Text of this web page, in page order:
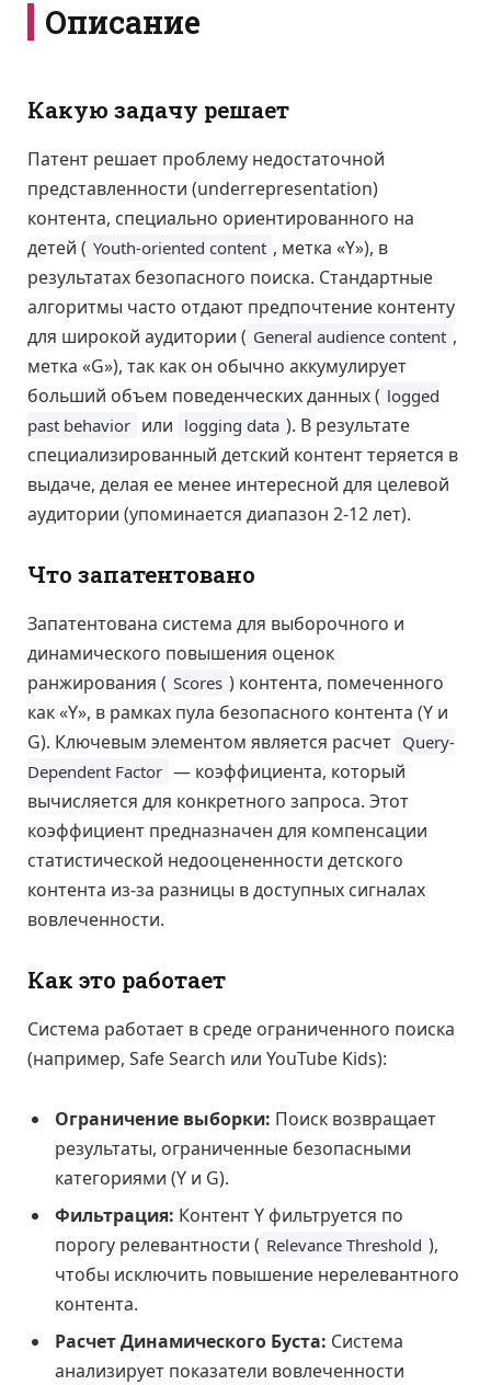
Описание
Какую задачу решает
Патент решает проблему недостаточной
представленности (underrepresentation)
контента, специально ориентированного на
детей ( Youth-oriented content , метка «Y»), в
результатах безопасного поиска. Стандартные
алгоритмы часто отдают предпочтение контенту
для широкой аудитории ( General audience content ,
метка «G»), так как он обычно аккумулирует
больший объем поведенческих данных ( logged
past behavior или logging data ). В результате
специализированный детский контент теряется в
выдаче, делая ее менее интересной для целевой
аудитории (упоминается диапазон 2-12 лет).
Что запатентовано
Запатентована система для выборочного и
динамического повышения оценок
ранжирования ( Scores ) контента, помеченного
как «Y», в рамках пула безопасного контента (Y и
G). Ключевым элементом является расчет Query-
Dependent Factor — коэффициента, который
вычисляется для конкретного запроса. Этот
коэффициент предназначен для компенсации
статистической недооцененности детского
контента из-за разницы в доступных сигналах
вовлеченности.
Как это работает
Система работает в среде ограниченного поиска
(например, Safe Search или YouTube Kids):
Ограничение выборки: Поиск возвращает
результаты, ограниченные безопасными
категориями (Y и G).
Фильтрация: Контент Y фильтруется по
порогу релевантности ( Relevance Threshold ),
чтобы исключить повышение нерелевантного
контента.
Расчет Динамического Буста: Система
анализирует показатели вовлеченности